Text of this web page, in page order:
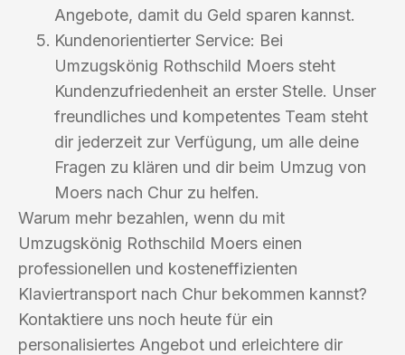
Angebote, damit du Geld sparen kannst.
Kundenorientierter Service: Bei
Umzugskönig Rothschild Moers steht
Kundenzufriedenheit an erster Stelle. Unser
freundliches und kompetentes Team steht
dir jederzeit zur Verfügung, um alle deine
Fragen zu klären und dir beim Umzug von
Moers nach Chur zu helfen.
Warum mehr bezahlen, wenn du mit
Umzugskönig Rothschild Moers einen
professionellen und kosteneffizienten
Klaviertransport nach Chur bekommen kannst?
Kontaktiere uns noch heute für ein
personalisiertes Angebot und erleichtere dir